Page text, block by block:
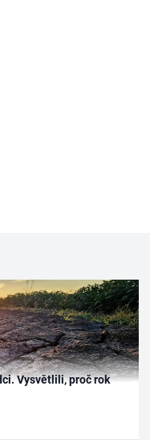
Vysvětlili, proč rok